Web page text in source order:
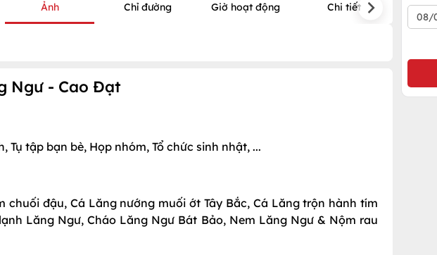
Ảnh Chỉ đường Giờ hoạt động Chi tiết
Ngư - Cao Đạt
Tụ tập bạn bè, Họp nhóm, Tổ chức sinh nhật, ...
chuối đậu, Cá Lăng nướng muối ớt Tây Bắc, Cá Lăng trộn hành tím
Lăng Ngư, Cháo Lăng Ngư Bát Bảo, Nem Lăng Ngư & Nộm rau